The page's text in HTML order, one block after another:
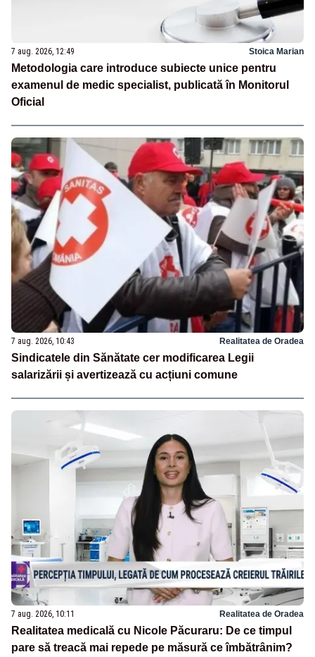
7 aug. 2026, 12:49 Stoica Marian
Metodologia care introduce subiecte unice pentru
examenul de medic specialist, publicată în Monitorul
Oficial
7 aug. 2026, 10:43 Realitatea de Oradea
Sindicatele din Sănătate cer modificarea Legii
salarizării și avertizează cu acțiuni comune
7 aug. 2026, 10:11 Realitatea de Oradea
Realitatea medicală cu Nicole Păcuraru: De ce timpul
pare să treacă mai repede pe măsură ce îmbătrânim?